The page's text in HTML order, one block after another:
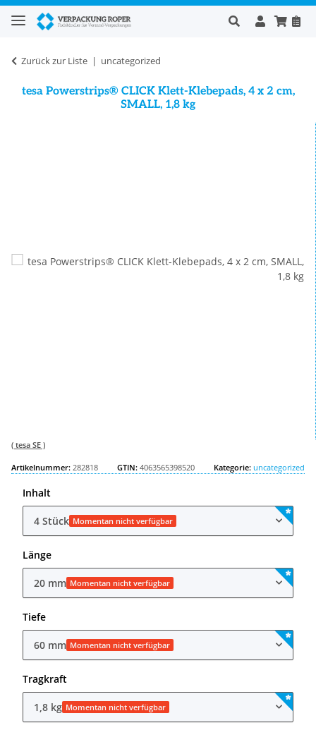
Zurück zur Liste uncategorized
tesa Powerstrips® CLICK Klett-Klebepads, 4 x 2 cm,
SMALL, 1,8 kg
( tesa SE )
Artikelnummer: 282818 GTIN: 4063565398520 Kategorie: uncategorized
Inhalt
4 Stück Momentan nicht verfügbar
Länge
20 mm Momentan nicht verfügbar
Tiefe
60 mm Momentan nicht verfügbar
Tragkraft
1,8 kg Momentan nicht verfügbar